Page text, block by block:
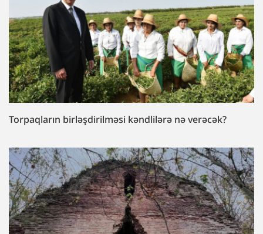
Torpaqların birləşdirilməsi kəndlilərə nə verəcək?